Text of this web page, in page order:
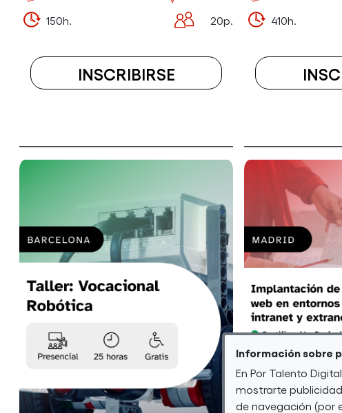
Información sobre
En Por Talento
mostrarte
de navegación (por
150h. 20p.
INSCRIBIRSE
A
CURSO
ESPECIALIZACIÓN
PROGRAMACIÓN
BACK-
END
410h.